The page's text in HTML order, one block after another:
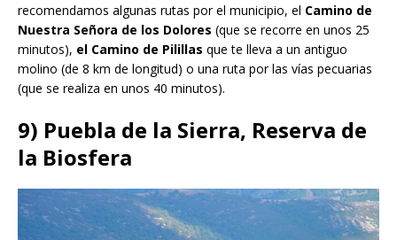
recomendamos algunas rutas por el municipio, el Camino de
Nuestra Señora de los Dolores (que se recorre en unos 25
minutos), el Camino de Pilillas que te lleva a un antiguo
molino (de 8 km de longitud) o una ruta por las vías pecuarias
(que se realiza en unos 40 minutos).
9) Puebla de la Sierra, Reserva de
la Biosfera